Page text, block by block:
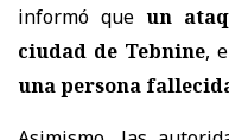
informó queun
ciudad de Tebnine,
una persona